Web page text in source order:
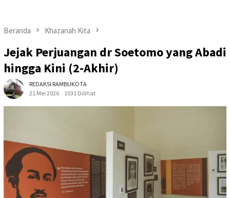
Beranda Khazanah Kita
Jejak Perjuangan dr Soetomo yang Abadi
hingga Kini (2-Akhir)
REDAKSI RAMBUKOTA
21 Mei 2026
1031 Dilihat